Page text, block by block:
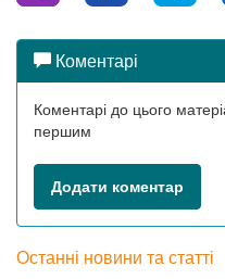
Коментарі
Коментарі до цього
першим
Додати коментар
Останні новини та статті